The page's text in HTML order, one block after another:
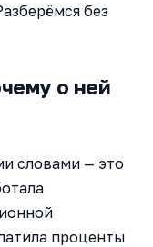
без
о ней
словами — это
проценты